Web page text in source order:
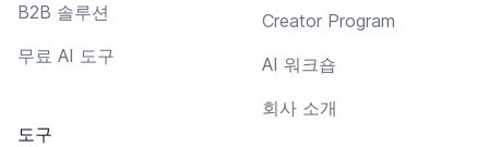
B2B 솔루션
무료 AI 도구
도구
Creator Program
AI 워크숍
회사 소개